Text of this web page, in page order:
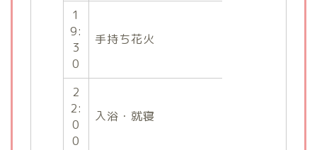
1
9:
3
0
手持ち花火
2
2:
0
0
入浴・就寝